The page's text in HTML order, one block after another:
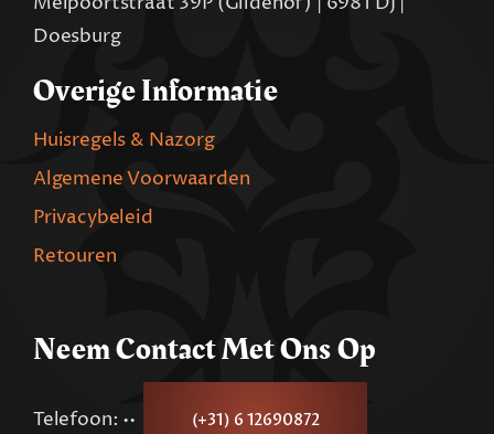
Doesburg
Overige Informatie
Huisregels & Nazorg
Algemene Voorwaarden
Privacybeleid
Retouren
Neem Contact Met Ons Op
Telefoon: •• (+31) 6 12690872